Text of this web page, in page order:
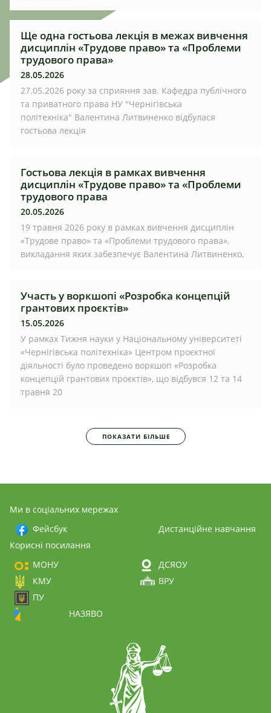
Ще одна гостьова лекція в межах вивчення
дисциплін «Трудове право» та «Проблеми
трудового права»
28.05.2026
27.05.2026 року за сприяння зав. Кафедра публічного
та приватного права НУ "Чернігівська
політехніка" Валентина Литвиненко відбулася
гостьова лекція
Гостьова лекція в рамках вивчення
дисциплін «Трудове право» та «Проблеми
трудового права
20.05.2026
19 травня 2026 року в рамках вивчення дисциплін
«Трудове право» та «Проблеми трудового права»,
викладання яких забезпечує Валентина Литвиненко,
Участь у воркшопі «Розробка концепцій
грантових проєктів»
15.05.2026
У рамках Тижня науки у Національному університеті
«Чернігівська політехніка» Центром проєктної
діяльності було проведено воркшоп «Розробка
концепцій грантових проєктів», що відбувся 12 та 14
травня 20
ПОКАЗАТИ БІЛЬШЕ
Ми в соціальних мережах
Фейсбук
Дистанційне навчання
Корисні посилання
МОНУ
ДСЯОУ
КМУ
ВРУ
ПУ
НАЗЯВО